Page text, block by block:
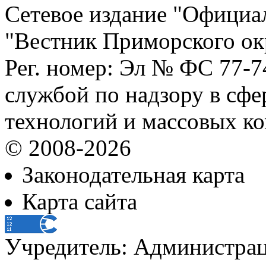
Сетевое издание
"Вестник Приморского
Рег. номер: Эл № ФС 77-
службой по надзору в
технологий и массовых
© 2008-2026
Законодательная карта
Карта сайта
Учредитель: